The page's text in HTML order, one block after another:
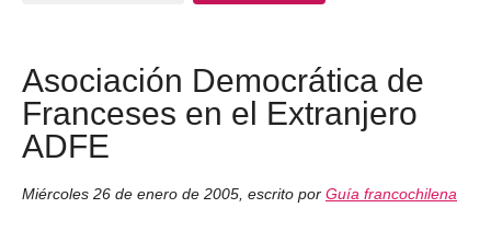
Asociación Democrática de
Franceses en el Extranjero
ADFE
Miércoles 26 de enero de 2005, escrito por Guía francochilena